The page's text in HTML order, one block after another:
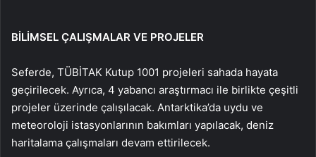
BİLİMSEL ÇALIŞMALAR VE PROJELER
Seferde, TÜBİTAK Kutup 1001 projeleri sahada hayata
geçirilecek. Ayrıca, 4 yabancı araştırmacı ile birlikte çeşitli
projeler üzerinde çalışılacak. Antarktika’da uydu ve
meteoroloji istasyonlarının bakımları yapılacak, deniz
haritalama çalışmaları devam ettirilecek.